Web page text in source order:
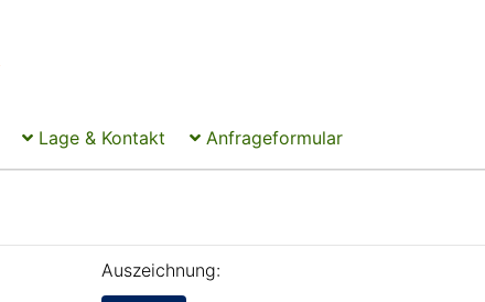
Lage & Kontakt Anfrageformular
Auszeichnung: